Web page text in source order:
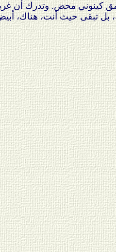
كينوني محض. وتدرك أن
بل تبقى حيث أنت، هناك،